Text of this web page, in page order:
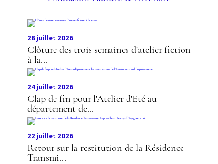
28 juillet 2026
Clôture des trois semaines d'atelier fiction
à la...
24 juillet 2026
Clap de fin pour l'Atelier d'Eté au
département de...
22 juillet 2026
Retour sur la restitution de la Résidence
Transmi...